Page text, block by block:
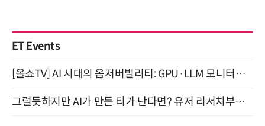
ET Events
[올쇼TV] AI 시대의 옵저버빌리티: GPU·LLM 모니터링부터 AI 기반 장애 대응까지 (8/11 생방송)
그럴듯하지만 AI가 만든 티가 난다면? 유저 리서치부터 배포까지! (9/15)